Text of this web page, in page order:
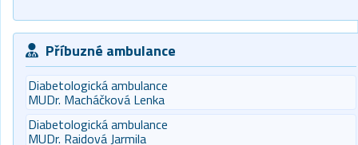
Příbuzné ambulance
Diabetologická ambulance
MUDr. Macháčková Lenka
Diabetologická ambulance
MUDr. Raidová Jarmila